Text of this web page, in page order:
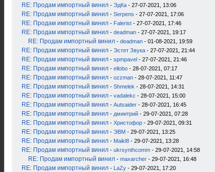
RE: Продам импортный винил - ЭдКа - 27-07-2021, 13:06
RE: Продам импортный винил - Serpens - 27-07-2021, 17:06
RE: Продам импортный винил - Falerist - 27-07-2021, 17:46
RE: Продам импортный винил - deadman - 27-07-2021, 19:17
RE: Продам импортный винил - deadman - 01-08-2021, 19:59
RE: Продам импортный винил - Эстет Звука - 27-07-2021, 21:44
RE: Продам импортный винил - spmpavel - 27-07-2021, 21:46
RE: Продам импортный винил - ellobo - 28-07-2021, 07:17
RE: Продам импортный винил - ozzman - 28-07-2021, 11:47
RE: Продам импортный винил - Shmelek - 28-07-2021, 14:31
RE: Продам импортный винил - vadalekc - 28-07-2021, 15:00
RE: Продам импортный винил - Autsaider - 28-07-2021, 16:45
RE: Продам импортный винил - дмиитрий - 29-07-2021, 07:28
RE: Продам импортный винил - Христофор - 29-07-2021, 09:31
RE: Продам импортный винил - ЭВМ - 29-07-2021, 13:25
RE: Продам импортный винил - Maikl8 - 29-07-2021, 13:28
RE: Продам импортный винил - ukrsynthcomm - 29-07-2021, 14:58
RE: Продам импортный винил - maxarcher - 29-07-2021, 16:48
RE: Продам импортный винил - LaZy - 29-07-2021, 17:20